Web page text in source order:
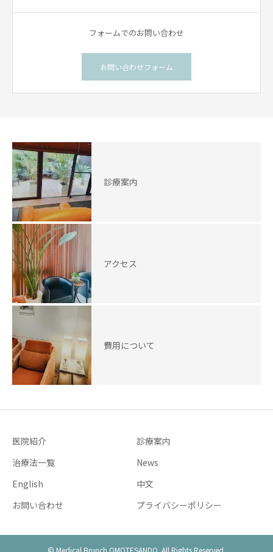
フォームでのお問い合わせ
お問い合わせフォーム
診療案内
アクセス
費用について
医院紹介
診療案内
治療法一覧
News
English
中文
お問い合わせ
プライバシーポリシー
© Medical Brunch OMOTESANDO. All Rights Reserved.